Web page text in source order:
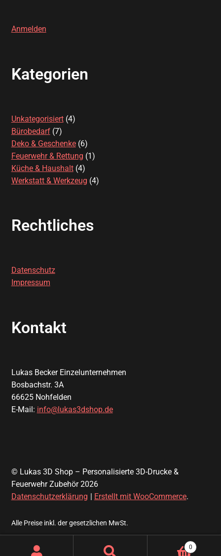
Anmelden
Kategorien
Unkategorisiert 4
Bürobedarf 7
Deko & Geschenke 6
Feuerwehr & Rettung 1
Küche & Haushalt 4
Werkstatt & Werkzeug 4
Rechtliches
Datenschutz
Impressum
Kontakt
Lukas Becker Einzelunternehmen
Bosbachstr. 3A
66625 Nohfelden
E-Mail: info@lukas3dshop.de
© Lukas 3D Shop – Personalisierte 3D-Drucke &
Feuerwehr Zubehör 2026
Datenschutzerklärung
Erstellt mit WooCommerce.
Alle Preise inkl. der gesetzlichen MwSt.
0